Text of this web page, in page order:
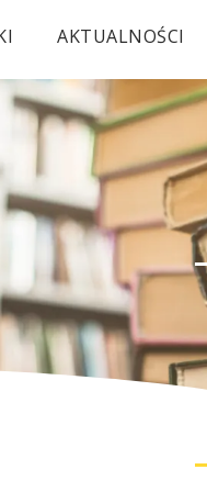
AKTUALNOŚCI